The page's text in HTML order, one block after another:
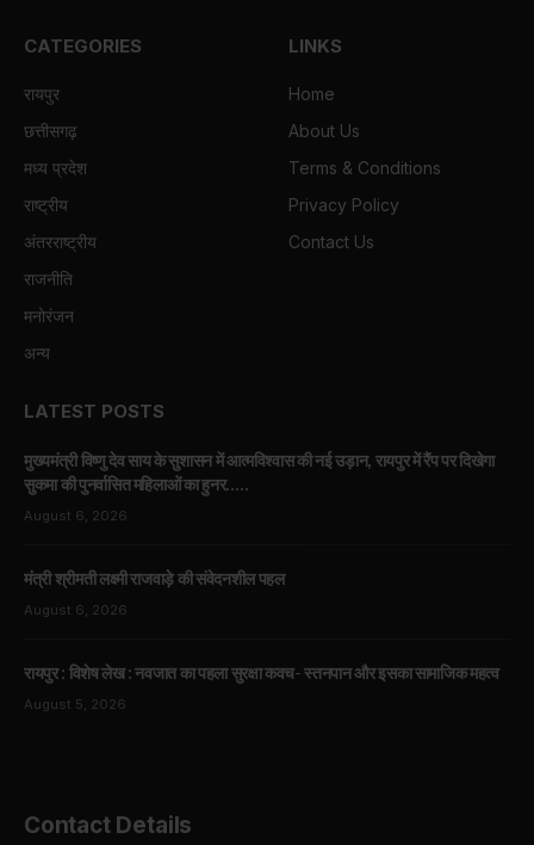
CATEGORIES
रायपुर
छत्तीसगढ़
मध्य प्रदेश
राष्ट्रीय
अंतरराष्ट्रीय
राजनीति
मनोरंजन
अन्य
LINKS
Home
About Us
Terms & Conditions
Privacy Policy
Contact Us
LATEST POSTS
मुख्यमंत्री विष्णु देव साय के सुशासन में आत्मविश्वास की नई उड़ान, रायपुर में रैंप पर दिखेगा
सुकमा की पुनर्वासित महिलाओं का हुनर…..
August 6, 2026
मंत्री श्रीमती लक्ष्मी राजवाड़े की संवेदनशील पहल
August 6, 2026
रायपुर : विशेष लेख : नवजात का पहला सुरक्षा कवच- स्तनपान और इसका सामाजिक महत्व
August 5, 2026
Contact Details